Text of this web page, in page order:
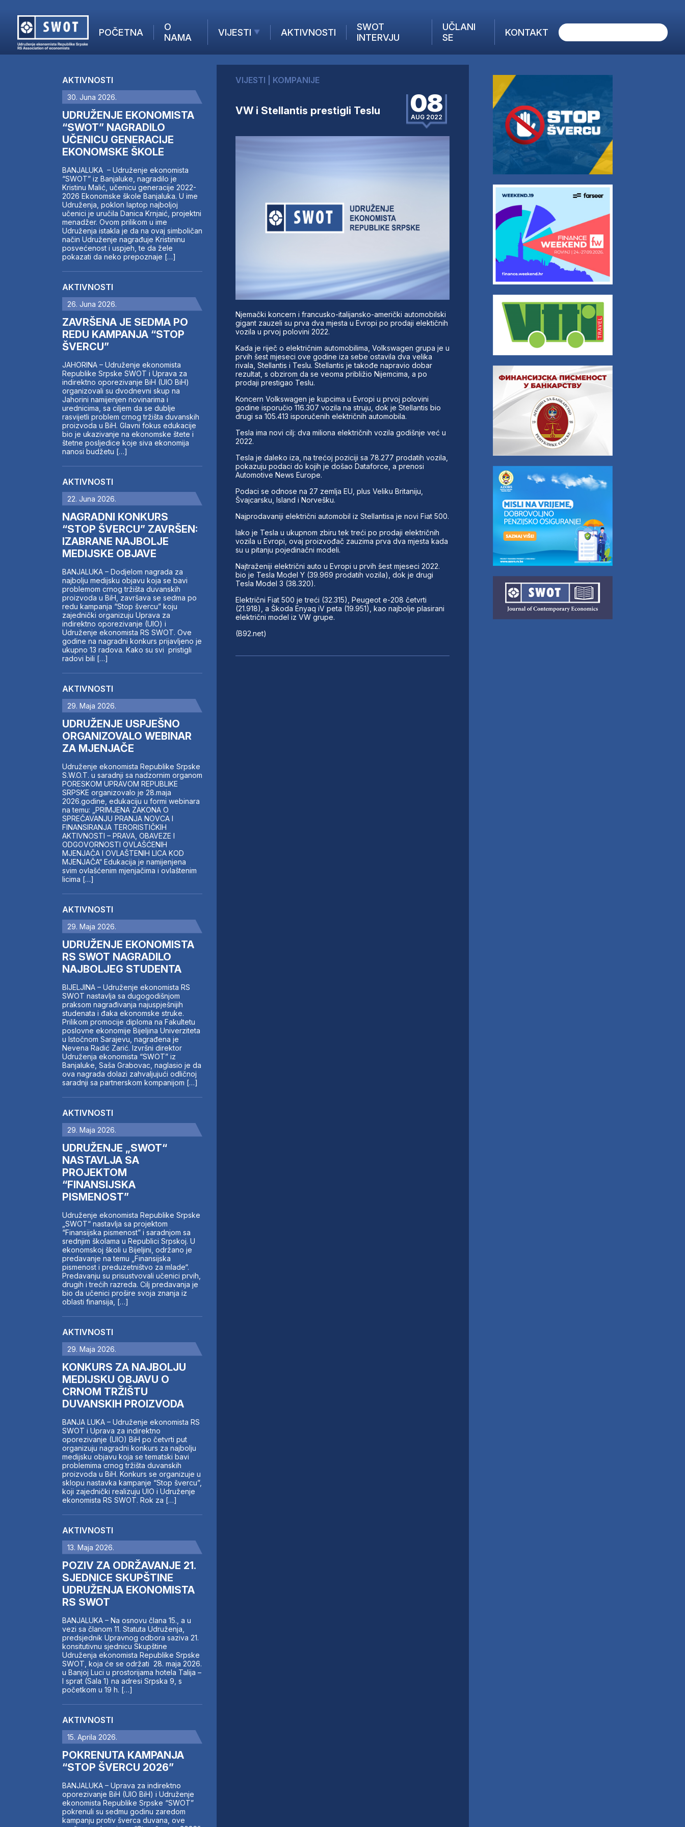
POČETNA
O
NAMA
VIJESTI
AKTUELNO
KOMPANIJE
AKTIVNOSTI
SWOT
INTERVJU
UČLANI
SE
KONTAKT
AKTUELNO
ANALIZE
KOMPANIJE
FINANSIJE
IZ STRANIH MEDIJA
AKTIVNOSTI
SWOT INTERVJU
UČLANI SE
KONTAKT
AKTIVNOSTI
30. Juna 2026.
UDRUŽENJE EKONOMISTA
“SWOT” NAGRADILO
UČENICU GENERACIJE
EKONOMSKE ŠKOLE
BANJALUKA – Udruženje ekonomista
“SWOT” iz Banjaluke, nagradilo je
Kristinu Malić, učenicu generacije 2022-
2026 Ekonomske škole Banjaluka. U ime
Udruženja, poklon laptop najboljoj
učenici je uručila Danica Krnjaić, projektni
menadžer. Ovom prilikom u ime
Udruženja istakla je da na ovaj simboličan
način Udruženje nagrađuje Kristininu
posvećenost i uspjeh, te da žele
pokazati da neko prepoznaje […]
AKTIVNOSTI
26. Juna 2026.
ZAVRŠENA JE SEDMA PO
REDU KAMPANJA “STOP
ŠVERCU”
JAHORINA – Udruženje ekonomista
Republike Srpske SWOT i Uprava za
indirektno oporezivanje BiH (UIO BiH)
organizovali su dvodnevni skup na
Jahorini namijenjen novinarima i
urednicima, sa ciljem da se dublje
rasvijetli problem crnog tržišta duvanskih
proizvoda u BiH. Glavni fokus edukacije
bio je ukazivanje na ekonomske štete i
štetne posljedice koje siva ekonomija
nanosi budžetu […]
AKTIVNOSTI
22. Juna 2026.
NAGRADNI KONKURS
“STOP ŠVERCU” ZAVRŠEN:
IZABRANE NAJBOLJE
MEDIJSKE OBJAVE
BANJALUKA – Dodjelom nagrada za
najbolju medijsku objavu koja se bavi
problemom crnog tržišta duvanskih
proizvoda u BiH, završava se sedma po
redu kampanja “Stop švercu” koju
zajednički organizuju Uprava za
indirektno oporezivanje (UIO) i
Udruženje ekonomista RS SWOT. Ove
godine na nagradni konkurs prijavljeno je
ukupno 13 radova. Kako su svi pristigli
radovi bili […]
AKTIVNOSTI
29. Maja 2026.
UDRUŽENJE USPJEŠNO
ORGANIZOVALO WEBINAR
ZA MJENJAČE
Udruženje ekonomista Republike Srpske
S.W.O.T. u saradnji sa nadzornim organom
PORESKOM UPRAVOM REPUBLIKE
SRPSKE organizovalo je 28.maja
2026.godine, edukaciju u formi webinara
na temu: „PRIMJENA ZAKONA O
SPREČAVANJU PRANJA NOVCA I
FINANSIRANJA TERORISTIČKIH
AKTIVNOSTI – PRAVA, OBAVEZE I
ODGOVORNOSTI OVLAŠĆENIH
MJENJAČA I OVLAŠTENIH LICA KOD
MJENJAČA“ Edukacija je namijenjena
svim ovlašćenim mjenjačima i ovlaštenim
licima […]
AKTIVNOSTI
29. Maja 2026.
UDRUŽENJE EKONOMISTA
RS SWOT NAGRADILO
NAJBOLJEG STUDENTA
BIJELJINA – Udruženje ekonomista RS
SWOT nastavlja sa dugogodišnjom
praksom nagrađivanja najuspješnijih
studenata i đaka ekonomske struke.
Prilikom promocije diploma na Fakultetu
poslovne ekonomije Bijeljina Univerziteta
u Istočnom Sarajevu, nagrađena je
Nevena Radić Zarić. Izvršni direktor
Udruženja ekonomista “SWOT” iz
Banjaluke, Saša Grabovac, naglasio je da
ova nagrada dolazi zahvaljujući odličnoj
saradnji sa partnerskom kompanijom […]
AKTIVNOSTI
29. Maja 2026.
UDRUŽENJE „SWOT“
NASTAVLJA SA
PROJEKTOM
“FINANSIJSKA
PISMENOST”
Udruženje ekonomista Republike Srpske
„SWOT“ nastavlja sa projektom
“Finansijska pismenost” i saradnjom sa
srednjim školama u Republici Srpskoj. U
ekonomskoj školi u Bijeljini, održano je
predavanje na temu „Finansijska
pismenost i preduzetništvo za mlade“.
Predavanju su prisustvovali učenici prvih,
drugih i trećih razreda. Cilj predavanja je
bio da učenici prošire svoja znanja iz
oblasti finansija, […]
AKTIVNOSTI
29. Maja 2026.
KONKURS ZA NAJBOLJU
MEDIJSKU OBJAVU O
CRNOM TRŽIŠTU
DUVANSKIH PROIZVODA
BANJA LUKA – Udruženje ekonomista RS
SWOT i Uprava za indirektno
oporezivanje (UIO) BiH po četvrti put
organizuju nagradni konkurs za najbolju
medijsku objavu koja se tematski bavi
problemima crnog tržišta duvanskih
proizvoda u BiH. Konkurs se organizuje u
sklopu nastavka kampanje “Stop švercu”,
koji zajednički realizuju UIO i Udruženje
ekonomista RS SWOT. Rok za […]
AKTIVNOSTI
13. Maja 2026.
POZIV ZA ODRŽAVANJE 21.
SJEDNICE SKUPŠTINE
UDRUŽENJA EKONOMISTA
RS SWOT
BANJALUKA – Na osnovu člana 15., a u
vezi sa članom 11. Statuta Udruženja,
predsjednik Upravnog odbora saziva 21.
konsitutivnu sjednicu Skupštine
Udruženja ekonomista Republike Srpske
SWOT, koja će se održati 28. maja 2026.
u Banjoj Luci u prostorijama hotela Talija –
I sprat (Sala 1) na adresi Srpska 9, s
početkom u 19 h. […]
AKTIVNOSTI
15. Aprila 2026.
POKRENUTA KAMPANJA
“STOP ŠVERCU 2026”
BANJALUKA – Uprava za indirektno
oporezivanje BiH (UIO BiH) i Udruženje
ekonomista Republike Srpske “SWOT”
pokrenuli su sedmu godinu zaredom
kampanju protiv šverca duvana, ove
VIJESTI KOMPANIJE
VW i Stellantis prestigli Teslu 08
AUG 2022
Njemački koncern i francusko-italijansko-američki automobilski
gigant zauzeli su prva dva mjesta u Evropi po prodaji elektičnih
vozila u prvoj polovini 2022.
Kada je riječ o električnim automobilima, Volkswagen grupa je u
prvih šest mjeseci ove godine iza sebe ostavila dva velika
rivala, Stellantis i Teslu. Stellantis je takođe napravio dobar
rezultat, s obzirom da se veoma približio Nijemcima, a po
prodaji prestigao Teslu.
Koncern Volkswagen je kupcima u Evropi u prvoj polovini
godine isporučio 116.307 vozila na struju, dok je Stellantis bio
drugi sa 105.413 isporučenih električnih automobila.
Tesla ima novi cilj: dva miliona električnih vozila godišnje već u
2022.
Tesla je daleko iza, na trećoj poziciji sa 78.277 prodatih vozila,
pokazuju podaci do kojih je došao Dataforce, a prenosi
Automotive News Europe.
Podaci se odnose na 27 zemlja EU, plus Veliku Britaniju,
Švajcarsku, Island i Norvešku.
Najprodavaniji električni automobil iz Stellantisa je novi Fiat 500.
Iako je Tesla u ukupnom zbiru tek treći po prodaji električnih
vozila u Evropi, ovaj proizvođač zauzima prva dva mjesta kada
su u pitanju pojedinačni modeli.
Najtraženiji električni auto u Evropi u prvih šest mjeseci 2022.
bio je Tesla Model Y (39.969 prodatih vozila), dok je drugi
Tesla Model 3 (38.320).
Električni Fiat 500 je treći (32.315), Peugeot e-208 četvrti
(21.918), a Škoda Enyaq iV peta (19.951), kao najbolje plasirani
električni model iz VW grupe.
(B92.net)